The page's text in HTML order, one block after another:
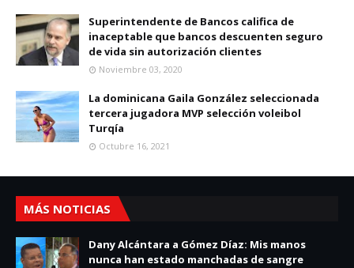
Superintendente de Bancos califica de
inaceptable que bancos descuenten seguro
de vida sin autorización clientes
Noviembre 03, 2020
La dominicana Gaila González seleccionada
tercera jugadora MVP selección voleibol
Turqía
Octubre 16, 2021
MÁS NOTICIAS
Dany Alcántara a Gómez Díaz: Mis manos
nunca han estado manchadas de sangre